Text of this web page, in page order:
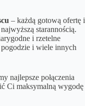
– każdą gotową ofertę i
starannością.
i rzetelne
i wiele innych
najlepsze połączenia
Ci maksymalną wygodę